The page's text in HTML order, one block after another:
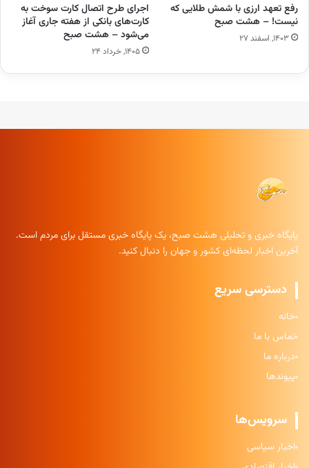
رفع تعهد ارزی با شمش طلایی که
نیست! – هشت صبح
۱۴۰۳, اسفند ۲۷
اجرای طرح اتصال کارت سوخت به
کارت‌های بانکی از هفته جاری آغاز
می‌شود – هشت صبح
۱۴۰۵, خرداد ۲۴
پایگاه خبری و تحلیلی هشت صبح، یک پایگاه خبری مستقل برای مردم است.
آخرین اخبار لحظه‌ای کشور و جهان را دنبال کنید.
دسترسی سریع
خانه
تماس با ما
درباره ما
پیوندها
سرویس‌ها
اخبار سیاسی